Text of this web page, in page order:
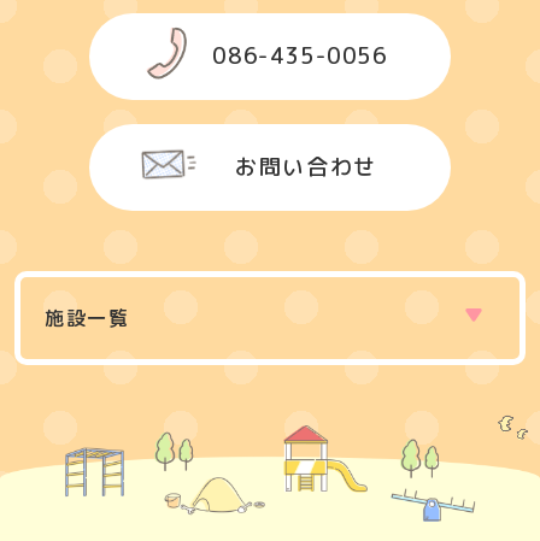
086-435-0056
お問い合わせ
施設一覧